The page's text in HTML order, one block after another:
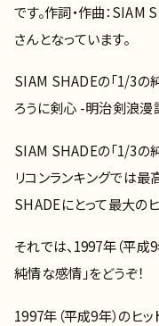
です。作詞・作曲：SIAM
さんとなっています。
SIAM SHADEの「1/3の
ろうに剣心 -明治剣浪漫
SIAM SHADEの「1/3の
リコンランキングでは
SHADEにとって最大のヒ
それでは、1997年（平成
純情な感情」をどうぞ！
1997年（平成9年）のヒ